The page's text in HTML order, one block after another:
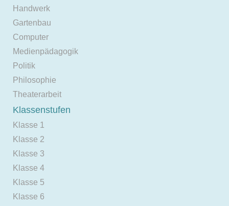
Handwerk
Gartenbau
Computer
Medienpädagogik
Politik
Philosophie
Theaterarbeit
Klassenstufen
Klasse 1
Klasse 2
Klasse 3
Klasse 4
Klasse 5
Klasse 6